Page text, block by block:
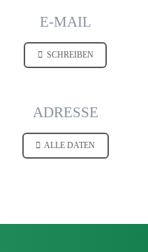
E-MAIL
SCHREIBEN
ADRESSE
ALLE DATEN